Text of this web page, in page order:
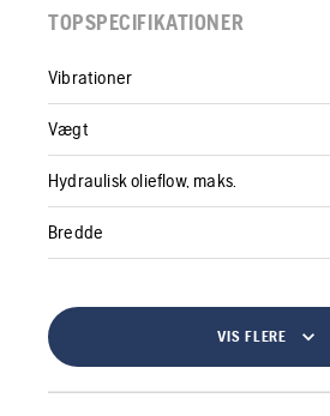
TOPSPECIFIKATIONER
Vibrationer
Vægt
Hydraulisk olieflow, maks.
Bredde
VIS FLERE